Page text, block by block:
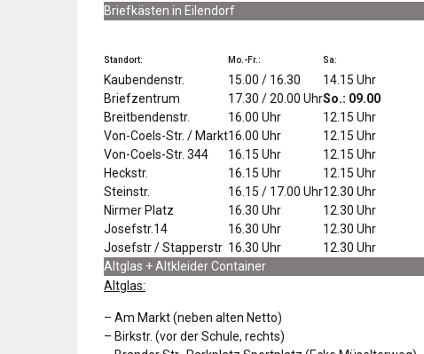
Briefkästen in Eilendorf
Standort: Mo.-Fr.: Sa:
Kaubendenstr.
Briefzentrum
15.00 / 16.30
17.30 / 20.00 Uhr
14.15 Uhr
So.: 09.00
Breitbendenstr.
16.00 Uhr
12.15 Uhr
Von-Coels-Str. / Markt16.00 Uhr
12.15 Uhr
Von-Coels-Str. 344
16.15 Uhr
12.15 Uhr
Heckstr.
16.15 Uhr
12.15 Uhr
Steinstr.
16.15 / 17.00 Uhr12.30 Uhr
Nirmer Platz
16.30 Uhr
12.30 Uhr
Josefstr.14
16.30 Uhr
12.30 Uhr
Josefstr / Stapperstr 16.30 Uhr
12.30 Uhr
Altglas + Altkleider Container
Altglas:
– Am Markt (neben alten Netto)
– Birkstr. (vor der Schule, rechts)